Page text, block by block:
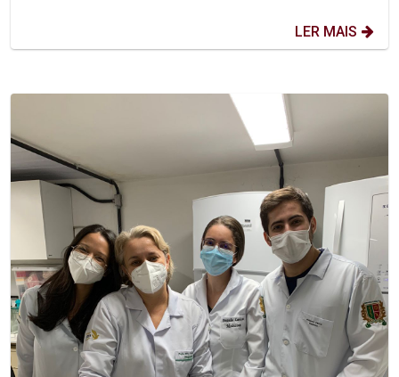
LER MAIS